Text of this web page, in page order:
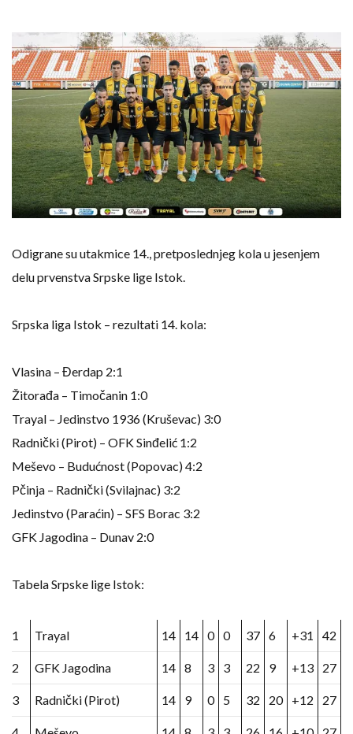
Odigrane su utakmice 14., pretposlednjeg kola u jesenjem
delu prvenstva Srpske lige Istok.
Srpska liga Istok – rezultati 14. kola:
Vlasina – Đerdap 2:1
Žitorađa – Timočanin 1:0
Trayal – Jedinstvo 1936 (Kruševac) 3:0
Radnički (Pirot) – OFK Sinđelić 1:2
Meševo – Budućnost (Popovac) 4:2
Pčinja – Radnički (Svilajnac) 3:2
Jedinstvo (Paraćin) – SFS Borac 3:2
GFK Jagodina – Dunav 2:0
Tabela Srpske lige Istok:
1 Trayal 14 14 0 0 37 6 +31 42
2 GFK Jagodina 14 8 3 3 22 9 +13 27
3 Radnički (Pirot) 14 9 0 5 32 20 +12 27